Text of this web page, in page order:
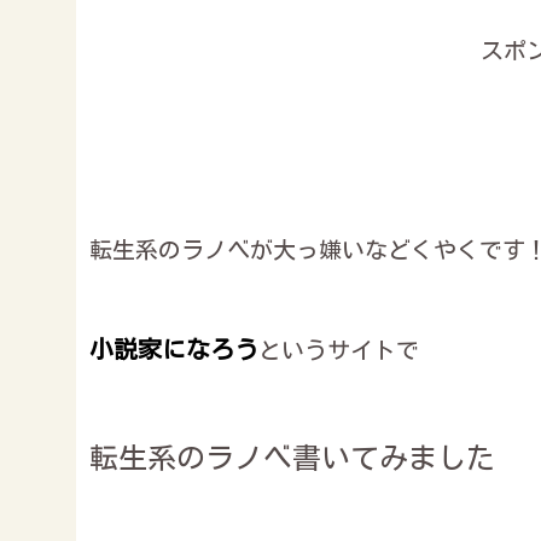
スポ
転生系のラノベが大っ嫌いなどくやくです！
小説家になろう というサイトで
転生系のラノベ書いてみました